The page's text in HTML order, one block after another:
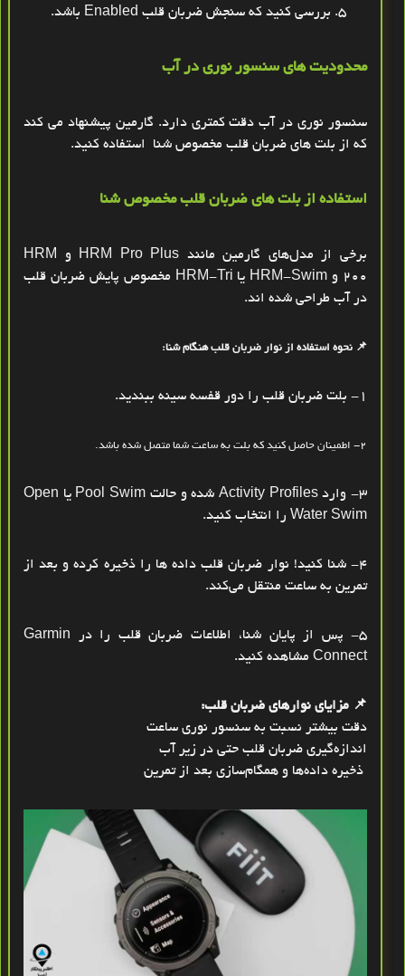
بررسی کنید که سنجش ضربان قلب Enabled باشد.
محدودیت‌ های سنسور نوری در آب
سنسور نوری در آب دقت کمتری دارد. گارمین پیشنهاد می ‌کند
که از بلت های ضربان قلب مخصوص شنا استفاده کنید.
استفاده از بلت های ضربان قلب مخصوص شنا
برخی از مدل‌های گارمین مانند HRM Pro Plus و HRM
200
و HRM-Swim یا HRM-Tri مخصوص پایش ضربان قلب
در آب طراحی شده‌ اند.
📌 نحوه استفاده از نوار ضربان قلب هنگام شنا:
1- بلت ضربان قلب را دور قفسه سینه ببندید.
2- اطمینان حاصل کنید که بلت به ساعت شما متصل شده باشد.
3- وارد Activity Profiles شده و حالت
Pool Swim یا Open
Water Swim را انتخاب کنید.
4- شنا کنید! نوار ضربان قلب داده‌ ها را ذخیره کرده و بعد از
تمرین به ساعت منتقل می‌کند.
5- پس از پایان شنا، اطلاعات ضربان قلب را در Garmin
Connect مشاهده کنید.
📌 مزایای نوارهای ضربان قلب:
دقت بیشتر نسبت به سنسور نوری ساعت
اندازه‌گیری ضربان قلب حتی در زیر آب
ذخیره داده‌ها و همگام‌سازی بعد از تمرین